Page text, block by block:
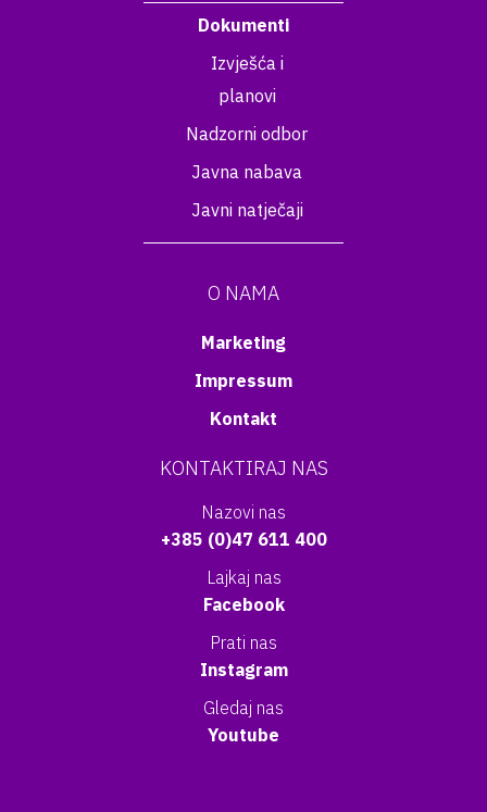
Dokumenti
Izvješća i
planovi
Nadzorni odbor
Javna nabava
Javni natječaji
O NAMA
Marketing
Impressum
Kontakt
KONTAKTIRAJ NAS
Nazovi nas
+385 (0)47 611 400
Lajkaj nas
Facebook
Prati nas
Instagram
Gledaj nas
Youtube